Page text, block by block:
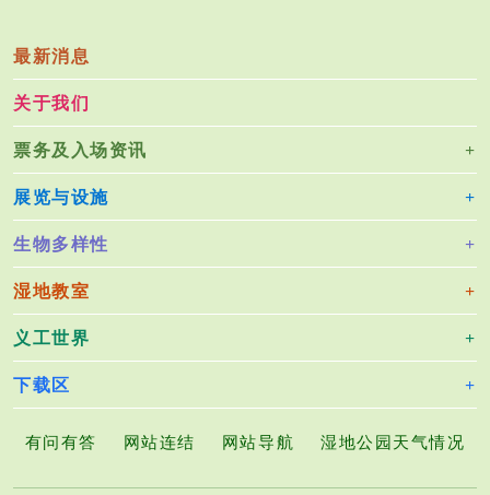
最新消息
关于我们
票务及入场资讯
展览与设施
生物多样性
湿地教室
义工世界
下载区
有问有答 网站连结 网站导航 湿地公园天气情况